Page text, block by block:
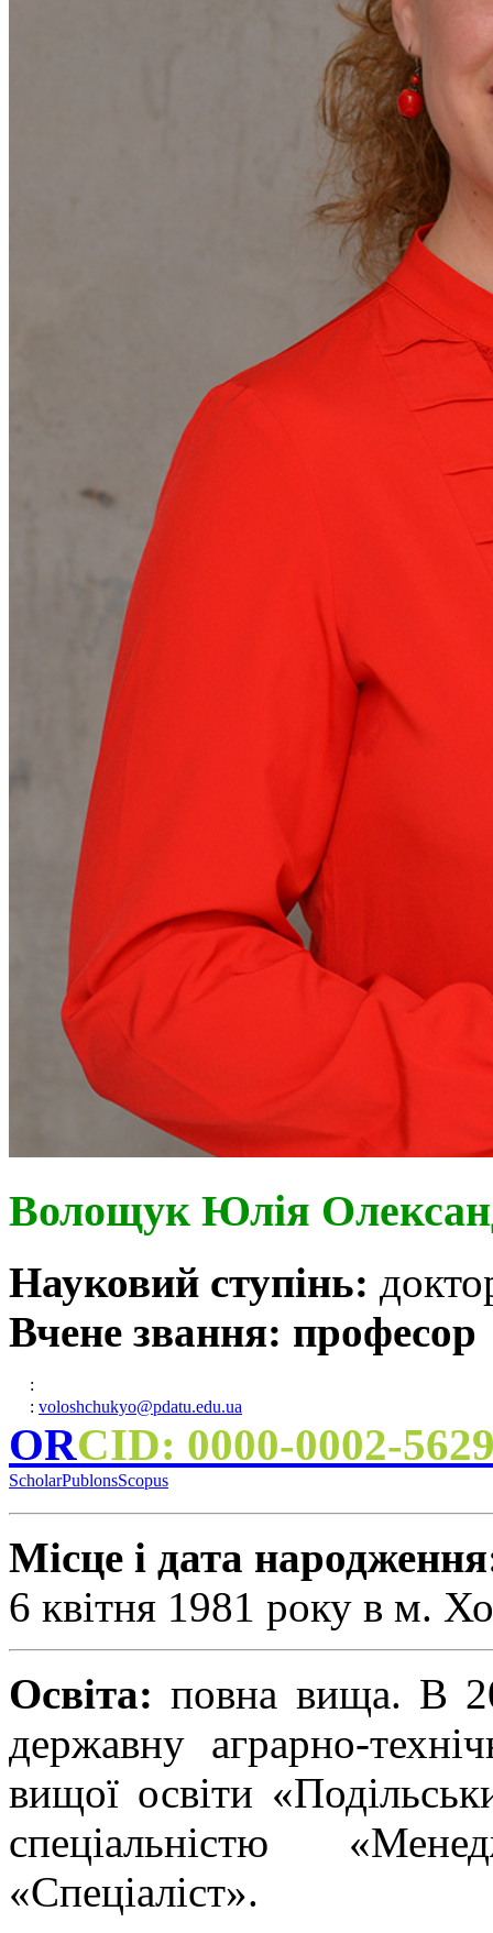
Волощук Юлія
Науковий ступінь:
Вчене звання: професор
:
: voloshchukyo@pdatu.edu.ua
ORCID: 0000-0002-
ScholarPublonsScopus
Місце і дата
6 квітня 1981 року в м.
Освіта:повна вища. В
державну аграрно-
вищої освіти
спеціальністю
«Спеціаліст».